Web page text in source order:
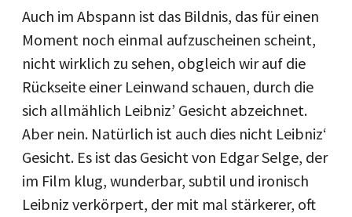
Auch im Abspann ist das Bildnis, das für einen
Moment noch einmal aufzuscheinen scheint,
nicht wirklich zu sehen, obgleich wir auf die
Rückseite einer Leinwand schauen, durch die
sich allmählich Leibniz’ Gesicht abzeichnet.
Aber nein. Natürlich ist auch dies nicht Leibniz‘
Gesicht. Es ist das Gesicht von Edgar Selge, der
im Film klug, wunderbar, subtil und ironisch
Leibniz verkörpert, der mit mal stärkerer, oft